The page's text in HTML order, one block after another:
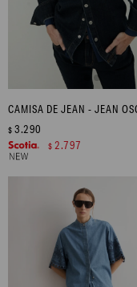
CAMISA DE JEAN - JEAN
$ 3.290
$ 2.797